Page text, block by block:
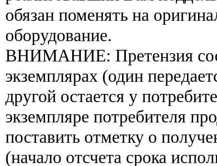
обязан поменять на
оборудование.
ВНИМАНИЕ: Претензия
экземплярах (один
другой остается у
экземпляре потребителя
поставить отметку о
(начало отсчета срока